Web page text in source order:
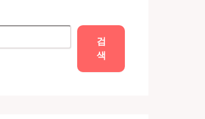
검
색